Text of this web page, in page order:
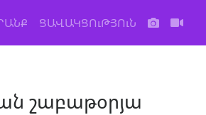
ՑԱՎԱԿՑՈւԹՅՈւՆ
շաբաթօրյա